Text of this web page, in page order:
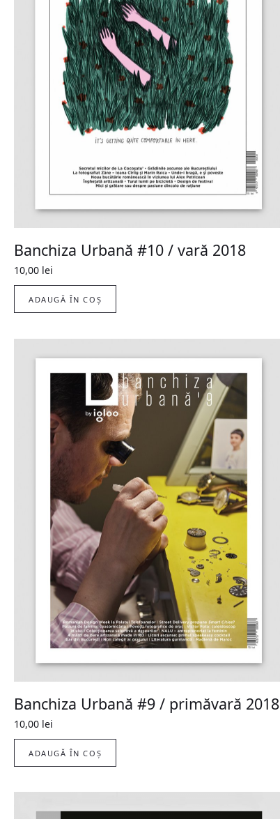
Banchiza Urbană #10 / vară 2018
10,00 lei
ADAUGĂ ÎN COȘ
Banchiza Urbană #9 / primăvară 2018
10,00 lei
ADAUGĂ ÎN COȘ